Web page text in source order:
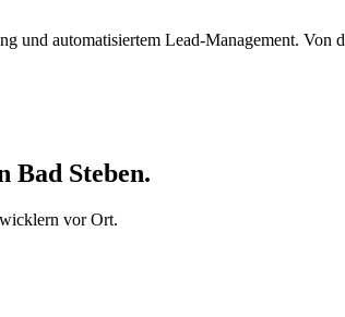
und automatisiertem Lead-Management.
Bad Steben.
vor Ort.